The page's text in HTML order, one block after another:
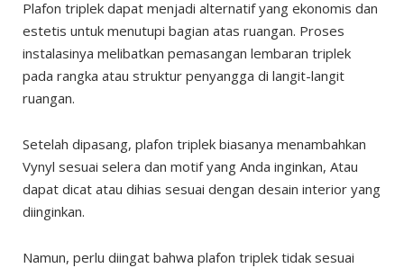
Plafon triplek dapat menjadi alternatif yang ekonomis dan
estetis untuk menutupi bagian atas ruangan. Proses
instalasinya melibatkan pemasangan lembaran triplek
pada rangka atau struktur penyangga di langit-langit
ruangan.
Setelah dipasang, plafon triplek biasanya menambahkan
Vynyl sesuai selera dan motif yang Anda inginkan, Atau
dapat dicat atau dihias sesuai dengan desain interior yang
diinginkan.
Namun, perlu diingat bahwa plafon triplek tidak sesuai